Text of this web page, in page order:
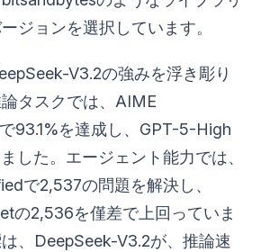
ジョンを選択しています。
V3.2の強みを浮き彫り
タスクでは、AIME
93.1%を達成し、GPT-5-High
した。エージェント能力では、
で2,537の問題を解決し、
の2,536を僅差で上回っていま
、DeepSeek-V3.2が、推論速